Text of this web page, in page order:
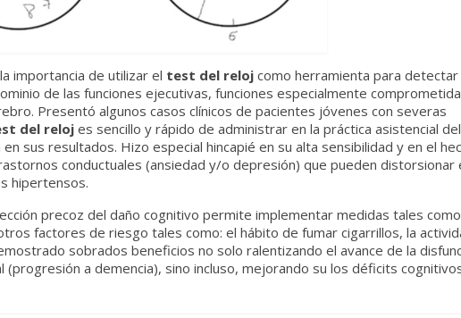
importancia de utilizar el test del reloj como herramienta para detectar
de las funciones ejecutivas, funciones especialmente
Presentó algunos casos clínicos de pacientes jóvenes con severas
del relojes sencillo y rápido de administrar en la práctica asistencial
sus resultados. Hizo especial hincapié en su alta sensibilidad y en el
conductuales (ansiedad y/o depresión) que pueden distorsionar
hipertensos.
precoz del daño cognitivo permite implementar medidas tales
factores de riesgo tales como: el hábito de fumar cigarrillos, la
sobrados beneficios no solo ralentizando el avance de la
a demencia), sino incluso, mejorando su los déficits